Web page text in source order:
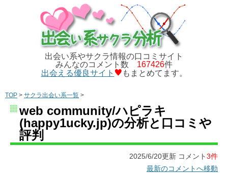
出会い系やサクラ情報の口コミサイト
みんなのコメント数 167426件
出会える優良サイト
もまとめてます。
TOP > サクラ出会い系一覧 >
web community/ハピラキ
(happy1ucky.jp)の分析と口コミや
評判
2025/6/20更新 コメント3件
最新のコメントへ移動